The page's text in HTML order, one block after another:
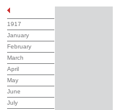
1917
January
February
March
April
May
June
July